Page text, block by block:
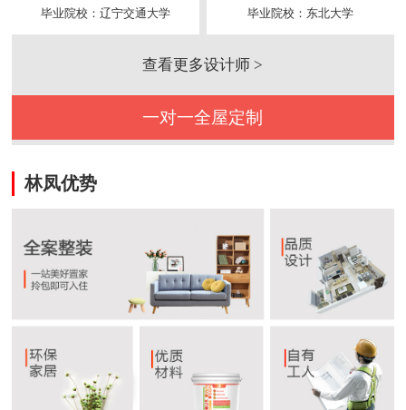
毕业院校：辽宁交通大学
毕业院校：东北大学
查看更多设计师 >
一对一全屋定制
林凤优势